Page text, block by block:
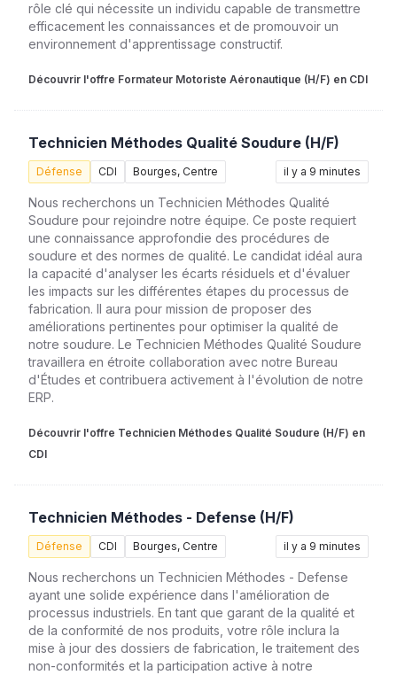
rôle clé qui nécessite un individu capable de transmettre
efficacement les connaissances et de promouvoir un
environnement d'apprentissage constructif.
Découvrir l'offre Formateur Motoriste Aéronautique (H/F) en CDI
Technicien Méthodes Qualité Soudure (H/F)
Défense CDI Bourges, Centre il y a 9 minutes
Nous recherchons un Technicien Méthodes Qualité
Soudure pour rejoindre notre équipe. Ce poste requiert
une connaissance approfondie des procédures de
soudure et des normes de qualité. Le candidat idéal aura
la capacité d'analyser les écarts résiduels et d'évaluer
les impacts sur les différentes étapes du processus de
fabrication. Il aura pour mission de proposer des
améliorations pertinentes pour optimiser la qualité de
notre soudure. Le Technicien Méthodes Qualité Soudure
travaillera en étroite collaboration avec notre Bureau
d'Études et contribuera activement à l'évolution de notre
ERP.
Découvrir l'offre Technicien Méthodes Qualité Soudure (H/F) en
CDI
Technicien Méthodes - Defense (H/F)
Défense CDI Bourges, Centre il y a 9 minutes
Nous recherchons un Technicien Méthodes - Defense
ayant une solide expérience dans l'amélioration de
processus industriels. En tant que garant de la qualité et
de la conformité de nos produits, votre rôle inclura la
mise à jour des dossiers de fabrication, le traitement des
non-conformités et la participation active à notre